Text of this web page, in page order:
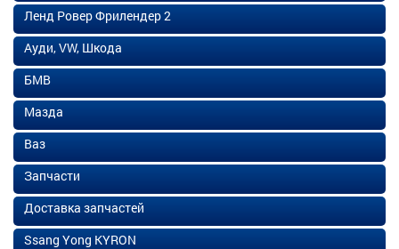
Ленд Ровер Фрилендер 2
Ауди, VW, Шкода
БМВ
Мазда
Ваз
Запчасти
Доставка запчастей
Ssang Yong KYRON